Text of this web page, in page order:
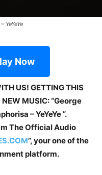
YeYeYe
Now
US! GETTING THIS
MUSIC: “George
– YeYeYe ”.
The Official Audio
”, your one of the
platform.